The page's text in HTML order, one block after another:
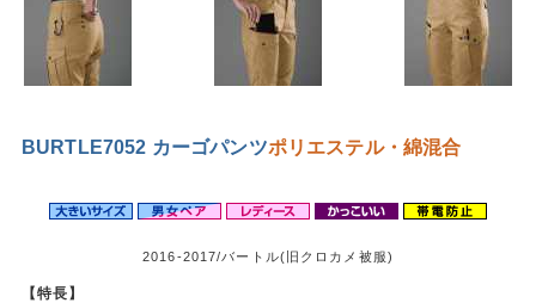
BURTLE7052 カーゴパンツポリエステル・綿混合
2016-2017/バートル(旧クロカメ被服)
【特長】